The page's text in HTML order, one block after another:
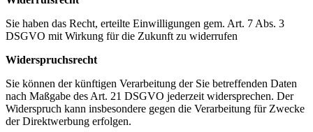
Sie haben das Recht, erteilte Einwilligungen gem. Art. 7 Abs. 3
DSGVO mit Wirkung für die Zukunft zu widerrufen
Widerspruchsrecht
Sie können der künftigen Verarbeitung der Sie betreffenden Daten
nach Maßgabe des Art. 21 DSGVO jederzeit widersprechen. Der
Widerspruch kann insbesondere gegen die Verarbeitung für Zwecke
der Direktwerbung erfolgen.